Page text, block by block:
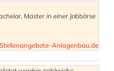
Master in einer Jobbörse
Stellenangebote-Anlagenbau.de